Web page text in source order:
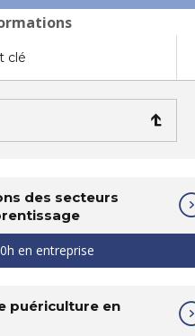
des secteurs
en entreprise
puériculture en